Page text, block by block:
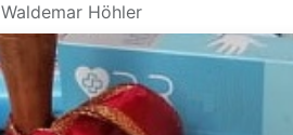
Waldemar Höhler